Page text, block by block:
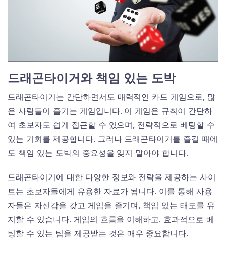
드래곤타이거와 책임 있는 도박
드래곤타이거는 간단하면서도 매력적인 카드 게임으로, 많
은 사람들이 즐기는 게임입니다. 이 게임은 규칙이 간단하
여 초보자도 쉽게 접근할 수 있으며, 전략적으로 베팅할 수
있는 기회를 제공합니다. 그러나 드래곤타이거를 즐길 때에
도 책임 있는 도박의 중요성을 잊지 말아야 합니다.
드래곤타이거에 대한 다양한 정보와 전략을 제공하는 사이
트는 초보자들에게 유용한 자료가 됩니다. 이를 통해 사용
자들은 자신감을 갖고 게임을 즐기며, 책임 있는 태도를 유
지할 수 있습니다. 게임의 흐름을 이해하고, 효과적으로 베
팅할 수 있는 팁을 제공받는 것은 매우 중요합니다.